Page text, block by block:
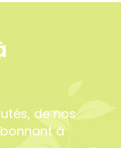
de nos
à